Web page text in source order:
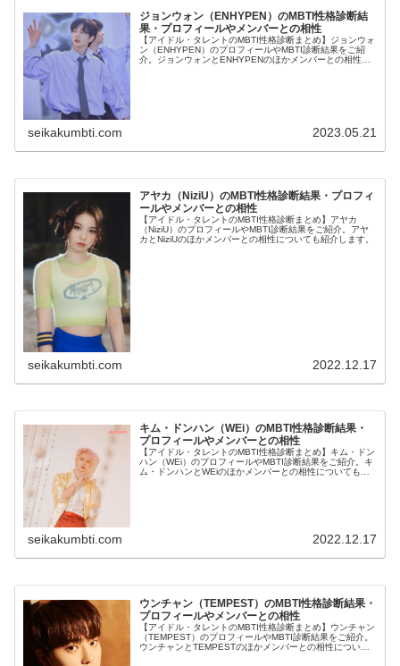
ジョンウォン（ENHYPEN）のMBTI性格診断結
果・プロフィールやメンバーとの相性
【アイドル・タレントのMBTI性格診断まとめ】ジョンウォ
ン（ENHYPEN）のプロフィールやMBTI診断結果をご紹
介。ジョンウォンとENHYPENのほかメンバーとの相性に
seikakumbti.com 2023.05.21
アヤカ（NiziU）のMBTI性格診断結果・プロフィ
ールやメンバーとの相性
【アイドル・タレントのMBTI性格診断まとめ】アヤカ
（NiziU）のプロフィールやMBTI診断結果をご紹介。アヤ
カとNiziUのほかメンバーとの相性についても紹介します。
seikakumbti.com 2022.12.17
キム・ドンハン（WEi）のMBTI性格診断結果・
プロフィールやメンバーとの相性
【アイドル・タレントのMBTI性格診断まとめ】キム・ドン
ハン（WEi）のプロフィールやMBTI診断結果をご紹介。キ
ム・ドンハンとWEiのほかメンバーとの相性についても紹
seikakumbti.com 2022.12.17
ウンチャン（TEMPEST）のMBTI性格診断結果・
プロフィールやメンバーとの相性
【アイドル・タレントのMBTI性格診断まとめ】ウンチャン
（TEMPEST）のプロフィールやMBTI診断結果をご紹介。
ウンチャンとTEMPESTのほかメンバーとの相性について